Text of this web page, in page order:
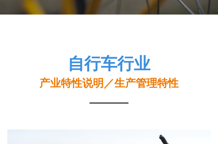
自行车行业
产业特性说明／生产管理特性